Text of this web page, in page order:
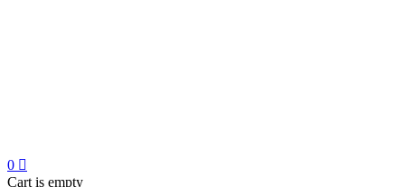
0 
Cart is empty